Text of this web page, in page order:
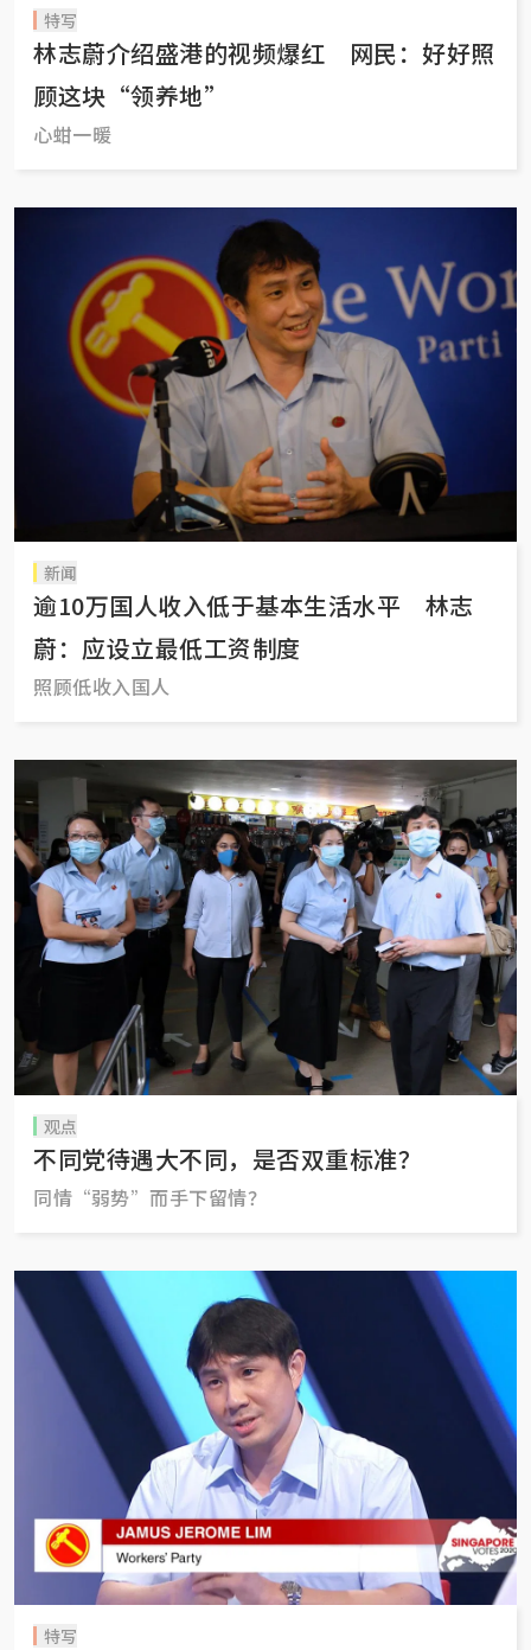
特写
林志蔚介绍盛港的视频爆红 网民：好好照
顾这块“领养地”
心蚶一暖
新闻
逾10万国人收入低于基本生活水平 林志
蔚：应设立最低工资制度
照顾低收入国人
观点
不同党待遇大不同，是否双重标准？
同情“弱势”而手下留情？
特写